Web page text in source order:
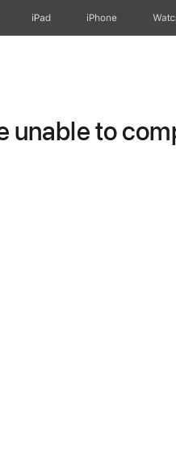
iPad iPhone
unable to